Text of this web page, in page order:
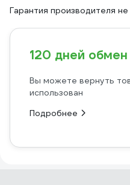
Гарантия производителя
120 дней обмен
Вы можете вернуть
использован
Подробнее